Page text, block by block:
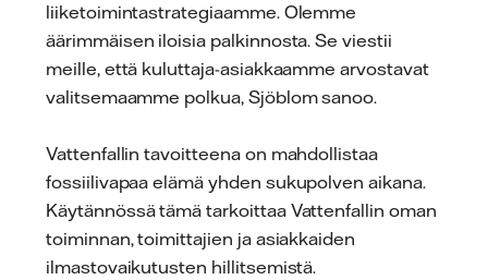
liiketoimintastrategiaamme. Olemme
äärimmäisen iloisia palkinnosta. Se viestii
meille, että kuluttaja-asiakkaamme arvostavat
valitsemaamme polkua, Sjöblom sanoo.
Vattenfallin tavoitteena on mahdollistaa
fossiilivapaa elämä yhden sukupolven aikana.
Käytännössä tämä tarkoittaa Vattenfallin oman
toiminnan, toimittajien ja asiakkaiden
ilmastovaikutusten hillitsemistä.